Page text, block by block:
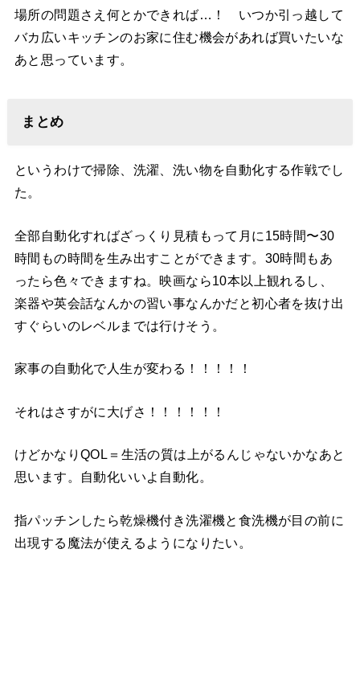
場所の問題さえ何とかできれば…！ いつか引っ越して
バカ広いキッチンのお家に住む機会があれば買いたいな
あと思っています。
まとめ
というわけで掃除、洗濯、洗い物を自動化する作戦でし
た。
全部自動化すればざっくり見積もって月に15時間〜30
時間もの時間を生み出すことができます。30時間もあ
ったら色々できますね。映画なら10本以上観れるし、
楽器や英会話なんかの習い事なんかだと初心者を抜け出
すぐらいのレベルまでは行けそう。
家事の自動化で人生が変わる！！！！！
それはさすがに大げさ！！！！！！
けどかなりQOL＝生活の質は上がるんじゃないかなあと
思います。自動化いいよ自動化。
指パッチンしたら乾燥機付き洗濯機と食洗機が目の前に
出現する魔法が使えるようになりたい。